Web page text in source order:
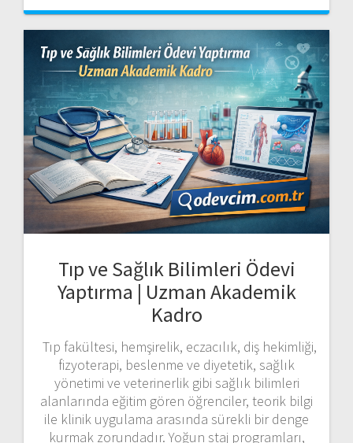
Tıp ve Sağlık Bilimleri Ödevi
Yaptırma | Uzman Akademik
Kadro
Tıp fakültesi, hemşirelik, eczacılık, diş hekimliği,
fizyoterapi, beslenme ve diyetetik, sağlık
yönetimi ve veterinerlik gibi sağlık bilimleri
alanlarında eğitim gören öğrenciler, teorik bilgi
ile klinik uygulama arasında sürekli bir denge
kurmak zorundadır. Yoğun staj programları,